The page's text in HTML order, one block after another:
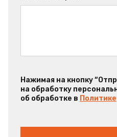
Нажимая на кнопку
на обработку
об обработке в Политике